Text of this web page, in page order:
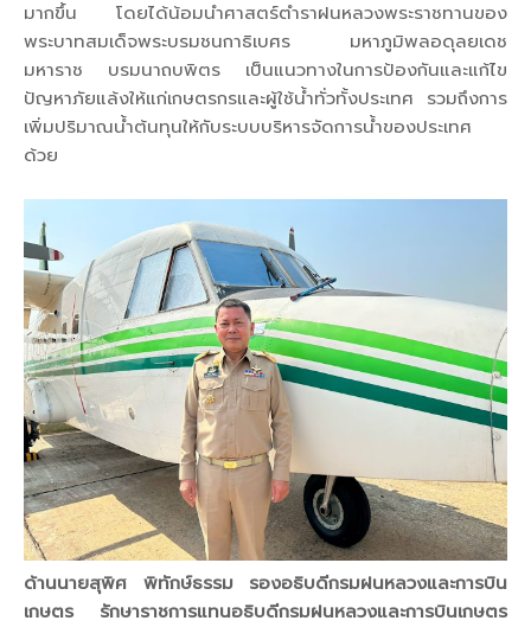
มากขึ้น โดยได้น้อมนำศาสตร์ตำราฝนหลวงพระราชทานของ
พระบาทสมเด็จพระบรมชนกาธิเบศร มหาภูมิพลอดุลยเดช
มหาราช บรมนาถบพิตร เป็นแนวทางในการป้องกันและแก้ไข
ปัญหาภัยแล้งให้แก่เกษตรกรและผู้ใช้น้ำทั่วทั้งประเทศ รวมถึงการ
เพิ่มปริมาณน้ำต้นทุนให้กับระบบบริหารจัดการน้ำของประเทศ
ด้วย
ด้านนายสุพิศ พิทักษ์ธรรม รองอธิบดีกรมฝนหลวงและการบิน
เกษตร รักษาราชการแทนอธิบดีกรมฝนหลวงและการบินเกษตร